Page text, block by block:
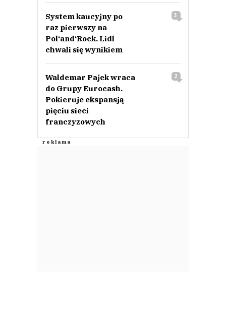
System kaucyjny po
raz pierwszy na
Pol‘and‘Rock. Lidl
chwali się wynikiem
3
Waldemar Pajek wraca
do Grupy Eurocash.
Pokieruje ekspansją
pięciu sieci
franczyzowych
2